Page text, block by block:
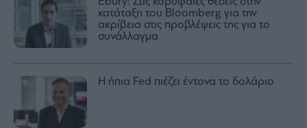
κατάταξη του Bloomberg για την
ακρίβεια στις προβλέψεις της για το
συνάλλαγμα
Η ήπια Fed πιέζει έντονα το δολάριο